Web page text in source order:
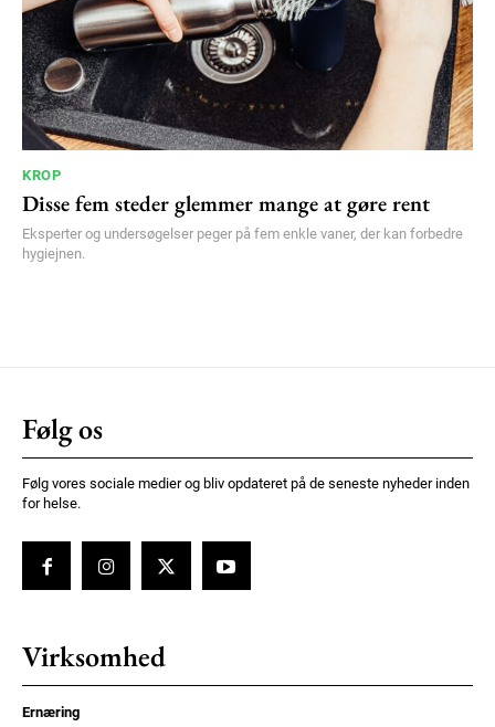
KROP
Disse fem steder glemmer mange at gøre rent
Eksperter og undersøgelser peger på fem enkle vaner, der kan forbedre
hygiejnen.
Følg os
Følg vores sociale medier og bliv opdateret på de seneste nyheder inden
for helse.
Virksomhed
Ernæring